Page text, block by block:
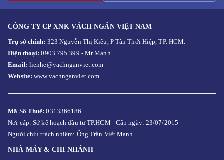
CÔNG TY CP XNK VÁCH NGĂN VIỆT NAM
Trụ sở chính: 323 Nguyễn Thị Kiểu, P Tân Thới Hiệp, TP. HCM.
Điện thoại:0903.795.399 - Mr Mạnh.
Email: lienhe@vachnganviet.com
Website:www.vachnganviet.com
Mã Số Thuế:0313366186
Nơi cấp: Sở kế hoạch đầu tư TP.HCM - Cấp ngày: 23/07/2015
Người chịu trách nhiệm: Ông Trần Viết Mạnh
NHÀ MÁY & CHI NHÁNH